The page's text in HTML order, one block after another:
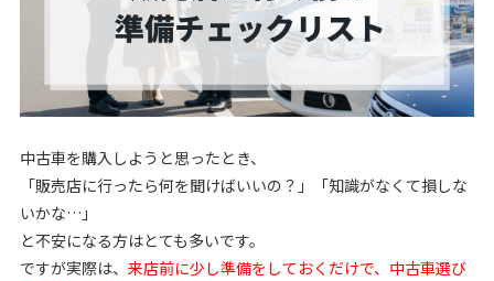
中古車を購入しようと思ったとき、
「販売店に行ったら何を聞けばいいの？」「知識がなくて損しな
いかな…」
と不安になる方はとても多いです。
ですが実際は、 来店前に少し準備をしておくだけで、中古車選び